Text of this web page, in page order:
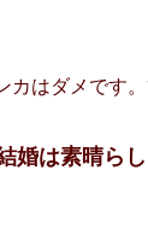
はダメです
婚は素晴らし